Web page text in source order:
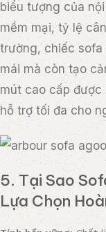
Tính bền vững : Chất
giúp sofa có tuổi thọ
Dễ kết hợp với nhiều
phong cáchtối giản,
chọn linh hoạt.
Tối ưu không gian
cảm giác rộng rãi,
6. Kết Luận
Sofa gỗ kết hợp
món đồ nội thất
phong cách sống
KBH, Kalmar và